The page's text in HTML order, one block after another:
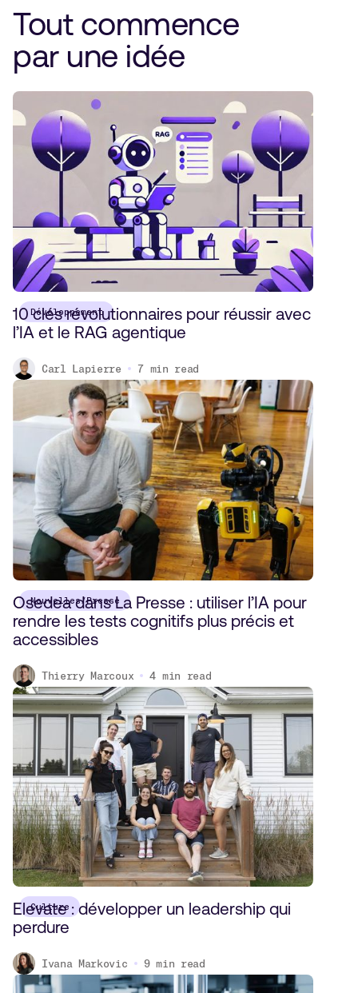
Tout commence
par une idée
Développement
10 clés révolutionnaires pour réussir avec
l’IA et le RAG agentique
Carl Lapierre 7 min read
Nouvelles/Presse
Osedea dans La Presse : utiliser l’IA pour
rendre les tests cognitifs plus précis et
accessibles
Thierry Marcoux 4 min read
Culture
Elevate : développer un leadership qui
perdure
Ivana Markovic 9 min read